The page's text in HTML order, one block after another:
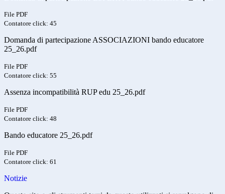
File PDF
Contatore click: 45
Domanda di partecipazione ASSOCIAZIONI bando educatore
25_26.pdf
File PDF
Contatore click: 55
Assenza incompatibilità RUP edu 25_26.pdf
File PDF
Contatore click: 48
Bando educatore 25_26.pdf
File PDF
Contatore click: 61
Notizie